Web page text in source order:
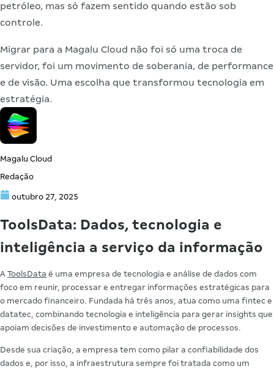
petróleo, mas só fazem sentido quando estão sob
controle.
Migrar para a Magalu Cloud não foi só uma troca de
servidor, foi um movimento de soberania, de performance
e de visão. Uma escolha que transformou tecnologia em
estratégia.
Magalu Cloud
Redação
outubro 27, 2025
ToolsData: Dados, tecnologia e
inteligência a serviço da informação
A ToolsData é uma empresa de tecnologia e análise de dados com
foco em reunir, processar e entregar informações estratégicas para
o mercado financeiro. Fundada há três anos, atua como uma fintec e
datatec, combinando tecnologia e inteligência para gerar insights que
apoiam decisões de investimento e automação de processos.
Desde sua criação, a empresa tem como pilar a confiabilidade dos
dados e, por isso, a infraestrutura sempre foi tratada como um